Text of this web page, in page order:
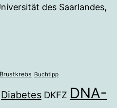
des Saarlandes,
Brustkrebs Buchtipp
Diabetes DKFZ DNA-